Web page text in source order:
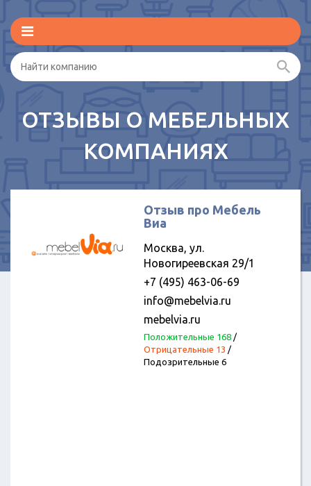
ОТЗЫВЫ О МЕБЕЛЬНЫХ
КОМПАНИЯХ
Отзыв про Мебель
Виа
Москва, ул.
Новогиреевская 29/1
+7 (495) 463-06-69
info@mebelvia.ru
mebelvia.ru
Положительные 168/
Отрицательные 13 /
Подозрительные 6